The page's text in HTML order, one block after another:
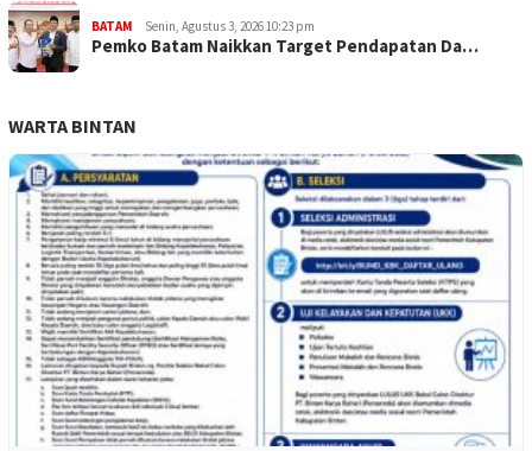
BATAM Senin, Agustus 3, 2026 10:23 pm
Pemko Batam Naikkan Target Pendapatan Da…
WARTA BINTAN